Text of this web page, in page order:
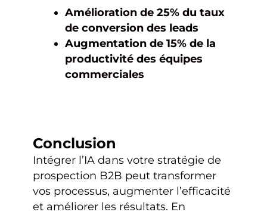
Amélioration de 25% du taux
de conversion des leads
Augmentation de 15% de la
productivité des équipes
commerciales
Conclusion
Intégrer l’IA dans votre stratégie de
prospection B2B peut transformer
vos processus, augmenter l’efficacité
et améliorer les résultats. En